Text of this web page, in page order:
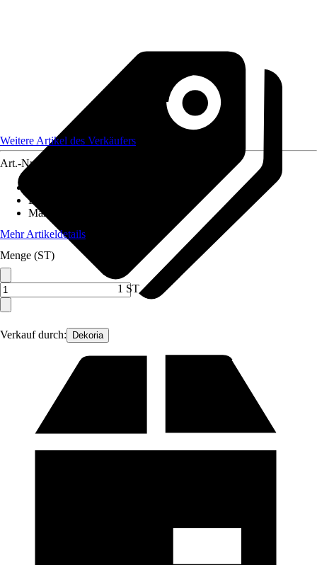
Verkauf durch: Dekoria
Weitere Artikel des Verkäufers
Art.-Nr.
Dekor / Muster
Maße (BxH)
Mehr Artikeldetails
Menge (ST)
1 ST